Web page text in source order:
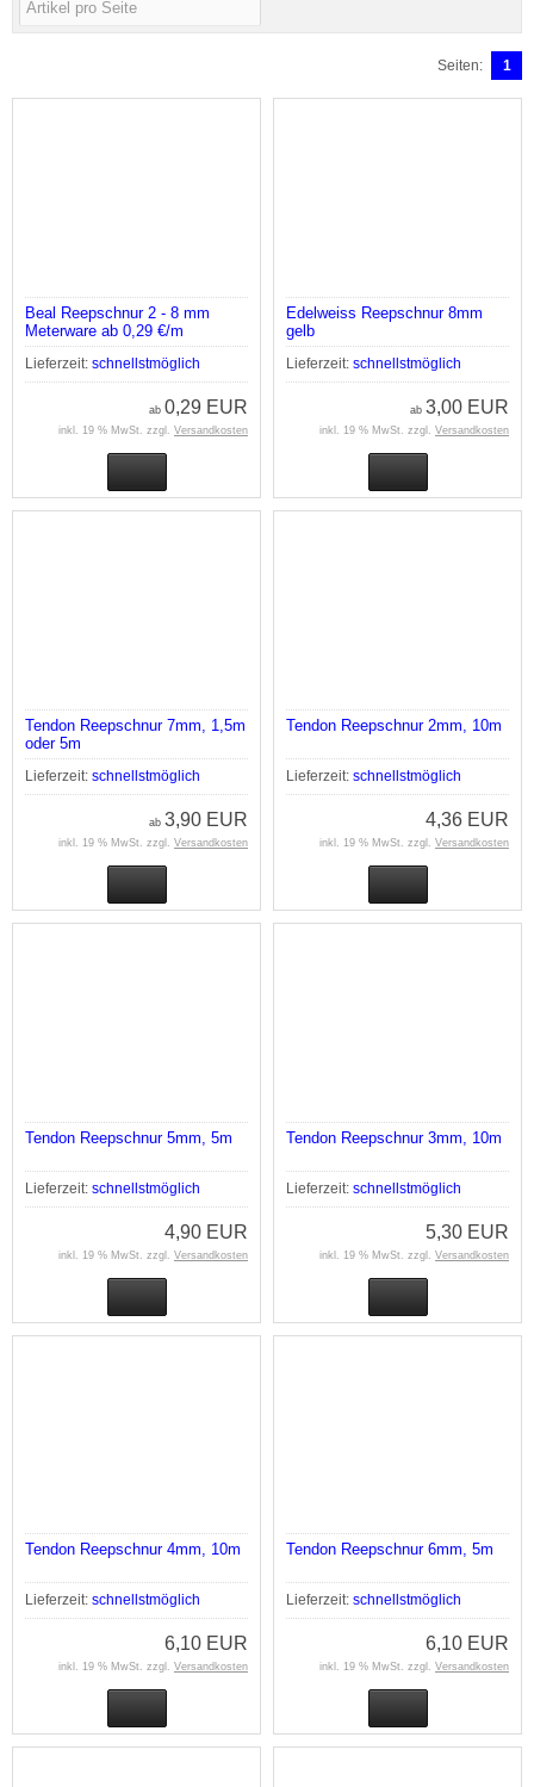
Seiten: 1
Beal Reepschnur 2 - 8 mm
Meterware ab 0,29 €/m
Lieferzeit: schnellstmöglich
ab 0,29 EUR
inkl. 19 % MwSt. zzgl. Versandkosten
Edelweiss Reepschnur 8mm
gelb
Lieferzeit: schnellstmöglich
ab 3,00 EUR
inkl. 19 % MwSt. zzgl. Versandkosten
Tendon Reepschnur 7mm, 1,5m
oder 5m
Lieferzeit: schnellstmöglich
ab 3,90 EUR
inkl. 19 % MwSt. zzgl. Versandkosten
Tendon Reepschnur 2mm, 10m
Lieferzeit: schnellstmöglich
4,36 EUR
inkl. 19 % MwSt. zzgl. Versandkosten
Tendon Reepschnur 5mm, 5m
Lieferzeit: schnellstmöglich
4,90 EUR
inkl. 19 % MwSt. zzgl. Versandkosten
Tendon Reepschnur 3mm, 10m
Lieferzeit: schnellstmöglich
5,30 EUR
inkl. 19 % MwSt. zzgl. Versandkosten
Tendon Reepschnur 4mm, 10m
Lieferzeit: schnellstmöglich
6,10 EUR
inkl. 19 % MwSt. zzgl. Versandkosten
Tendon Reepschnur 6mm, 5m
Lieferzeit: schnellstmöglich
6,10 EUR
inkl. 19 % MwSt. zzgl. Versandkosten